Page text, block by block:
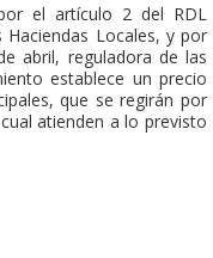
el artículo 2 del RDL
Locales, y por
abril, reguladora de las
establece un precio
que se regirán por
atienden a lo previsto